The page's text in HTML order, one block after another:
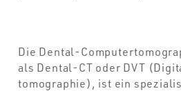
Die Dental-
als Dental-CT oder DVT
tomographie), ist ein